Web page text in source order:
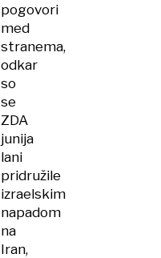
pogovori
med
stranema,
odkar
so
se
ZDA
junija
lani
pridružile
izraelskim
napadom
na
Iran,